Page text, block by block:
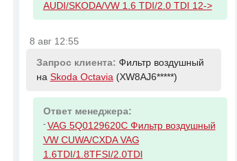
AUDI/SKODA/VW 1.6 TDI/2.0 TDI 12->
8 авг 12:55
Запрос клиента: Фильтр воздушный
на Skoda Octavia (XW8AJ6*****)
Ответ менеджера:
- VAG 5Q0129620C Фильтр воздушный
VW CUWA/CXDA VAG
1.6TDI/1.8TFSI/2.0TDI